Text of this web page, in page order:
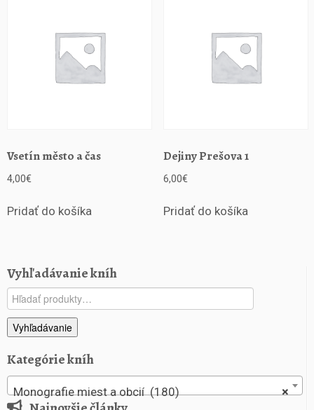
Vsetín město a čas
4,00€
Pridať do košíka
Dejiny Prešova 1
6,00€
Pridať do košíka
Vyhľadávanie kníh
Hľadať:
Vyhľadávanie
Kategórie kníh
×
Monografie miest a obcií (180)